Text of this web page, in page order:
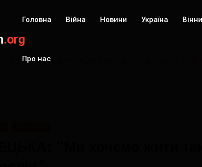
.org
Головна Війна Новини Україна
Про нас
“Ми хочемо жити так, щоб мати доступ до всього,